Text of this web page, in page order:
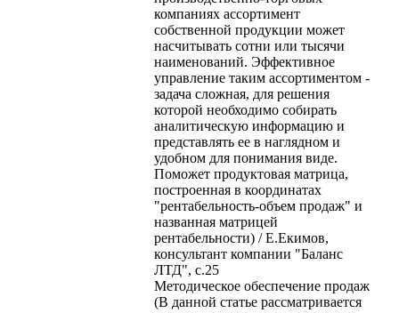
компаниях ассортимент
собственной продукции может
насчитывать сотни или тысячи
наименований. Эффективное
управление таким ассортиментом -
задача сложная, для решения
которой необходимо собирать
аналитическую информацию и
представлять ее в наглядном и
удобном для понимания виде.
Поможет продуктовая матрица,
построенная в координатах
"рентабельность-объем продаж" и
названная матрицей
рентабельности) / Е.Екимов,
консультант компании "Баланс
ЛТД", с.25
Методическое обеспечение продаж
(В данной статье рассматривается